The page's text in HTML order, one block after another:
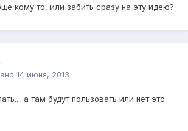
кому то, или забить сразу на эту идею?
14 июня, 2013
там будут пользовать или нет это